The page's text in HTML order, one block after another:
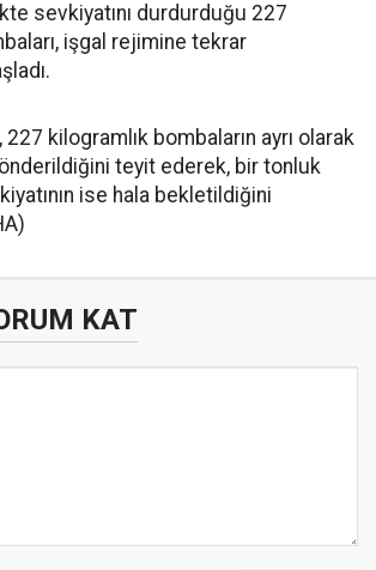
sevkiyatını durdurduğu 227
işgal rejimine tekrar
kilogramlık bombaların ayrı olarak
teyit ederek, bir tonluk
ise hala bekletildiğini
KAT